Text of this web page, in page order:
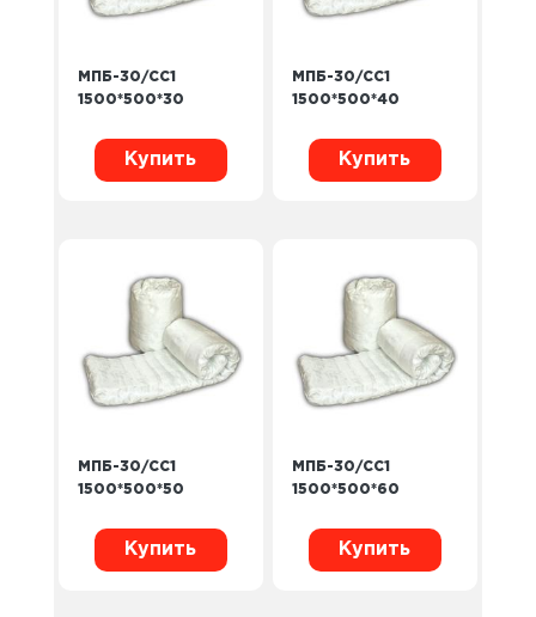
МПБ-30/СС1
1500*500*30
Купить
МПБ-30/СС1
1500*500*40
Купить
МПБ-30/СС1
1500*500*50
Купить
МПБ-30/СС1
1500*500*60
Купить